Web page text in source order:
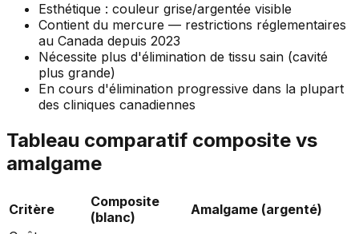
Esthétique : couleur grise/argentée visible
Contient du mercure — restrictions réglementaires
au Canada depuis 2023
Nécessite plus d'élimination de tissu sain (cavité
plus grande)
En cours d'élimination progressive dans la plupart
des cliniques canadiennes
Tableau comparatif composite vs
amalgame
Critère
Composite
(blanc)
Amalgame (argenté)